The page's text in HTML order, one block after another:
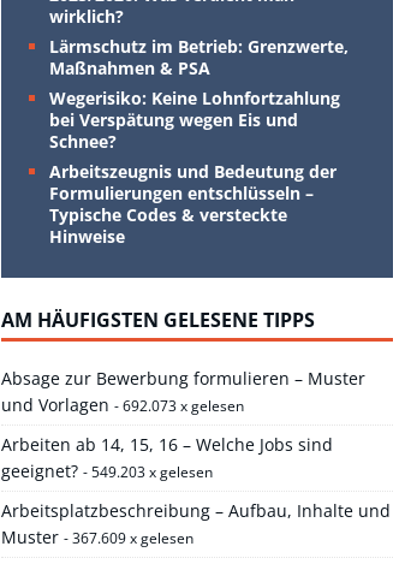
wirklich?
Lärmschutz im Betrieb: Grenzwerte,
Maßnahmen & PSA
Wegerisiko: Keine Lohnfortzahlung
bei Verspätung wegen Eis und
Schnee?
Arbeitszeugnis und Bedeutung der
Formulierungen entschlüsseln –
Typische Codes & versteckte
Hinweise
AM HÄUFIGSTEN GELESENE TIPPS
Absage zur Bewerbung formulieren – Muster
und Vorlagen - 692.073 x gelesen
Arbeiten ab 14, 15, 16 – Welche Jobs sind
geeignet? - 549.203 x gelesen
Arbeitsplatzbeschreibung – Aufbau, Inhalte und
Muster - 367.609 x gelesen